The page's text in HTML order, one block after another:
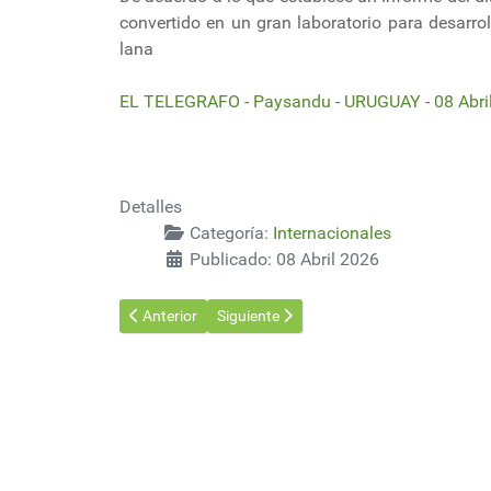
convertido en un gran laboratorio para
lana
EL TELEGRAFO - Paysandu - URUGUAY - 08
Detalles
Categoría: Internacionales
Publicado: 08 Abril 2026
Artículo anterior: Por vulnerabilidad de América
Anterior Artículo siguiente: La revolución de los
Siguiente